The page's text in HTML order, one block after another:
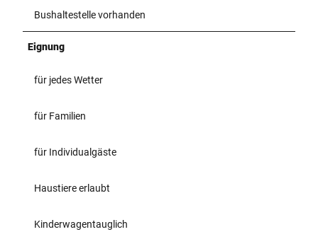
Bushaltestelle vorhanden
Eignung
für jedes Wetter
für Familien
für Individualgäste
Haustiere erlaubt
Kinderwagentauglich